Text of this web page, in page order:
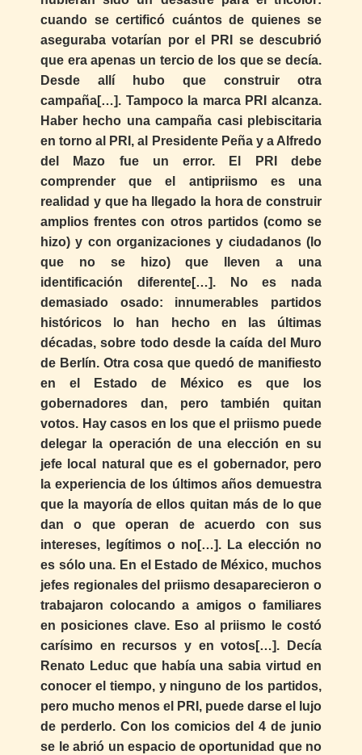
cuando se certificó cuántos de quienes se
aseguraba votarían por el PRI se descubrió
que era apenas un tercio de los que se decía.
Desde allí hubo que construir otra
campaña[…]. Tampoco la marca PRI alcanza.
Haber hecho una campaña casi plebiscitaria
en torno al PRI, al Presidente Peña y a Alfredo
del Mazo fue un error. El PRI debe
comprender que el antipriismo es una
realidad y que ha llegado la hora de construir
amplios frentes con otros partidos (como se
hizo) y con organizaciones y ciudadanos (lo
que no se hizo) que lleven a una
identificación diferente[…]. No es nada
demasiado osado: innumerables partidos
históricos lo han hecho en las últimas
décadas, sobre todo desde la caída del Muro
de Berlín. Otra cosa que quedó de manifiesto
en el Estado de México es que los
gobernadores dan, pero también quitan
votos. Hay casos en los que el priismo puede
delegar la operación de una elección en su
jefe local natural que es el gobernador, pero
la experiencia de los últimos años demuestra
que la mayoría de ellos quitan más de lo que
dan o que operan de acuerdo con sus
intereses, legítimos o no[…]. La elección no
es sólo una. En el Estado de México, muchos
jefes regionales del priismo desaparecieron o
trabajaron colocando a amigos o familiares
en posiciones clave. Eso al priismo le costó
carísimo en recursos y en votos[…]. Decía
Renato Leduc que había una sabia virtud en
conocer el tiempo, y ninguno de los partidos,
pero mucho menos el PRI, puede darse el lujo
de perderlo. Con los comicios del 4 de junio
se le abrió un espacio de oportunidad que no